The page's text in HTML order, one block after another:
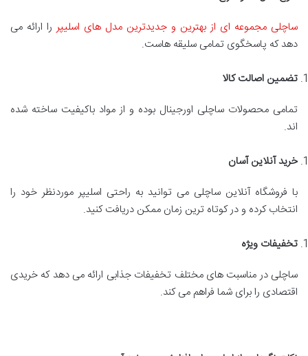
ساچلی مجموعه ای از بهترین و جدیدترین مدل های اسلیپر را ارائه می
دهد که پاسخگوی تمامی سلیقه هاست.
تضمین اصالت کالا
تمامی محصولات ساچلی اورجینال بوده و از مواد باکیفیت ساخته شده
اند.
خرید آنلاین آسان
با فروشگاه آنلاین ساچلی می توانید به راحتی اسلیپر موردنظر خود را
انتخاب کرده و در کوتاه ترین زمان ممکن دریافت کنید.
تخفیفات ویژه
ساچلی در مناسبت های مختلف تخفیفات جذابی ارائه می دهد که خریدی
اقتصادی را برای شما فراهم می کند.